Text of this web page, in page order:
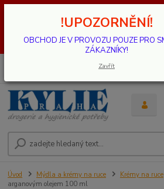
OBCHOD JE V
SMLUVNÍ
Úvod Mýdla a krémy na ruce Krémy na ruce
arganovým olejem 100 ml
!UPOZORNĚNÍ!
OBCHOD JE V PROVOZU POUZE PRO
ZÁKAZNÍKY!
Zavřít